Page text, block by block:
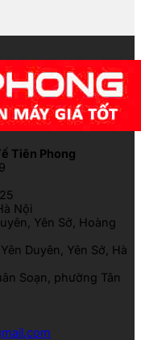
Tiên Phong
Nội
Yên Sở, Hoàng
Duyên, Yên Sở, Hà
Soạn, phường Tân